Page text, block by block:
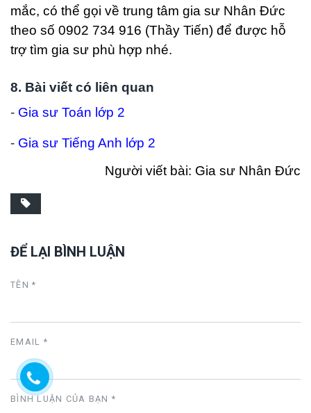
mắc, có thể gọi về trung tâm gia sư Nhân Đức
theo số 0902 734 916 (Thầy Tiến) để được hỗ
trợ tìm gia sư phù hợp nhé.
8. Bài viết có liên quan
- Gia sư Toán lớp 2
- Gia sư Tiếng Anh lớp 2
Người viết bài: Gia sư Nhân Đức
ĐỂ LẠI BÌNH LUẬN
TÊN *
EMAIL *
BÌNH LUẬN CỦA BẠN *